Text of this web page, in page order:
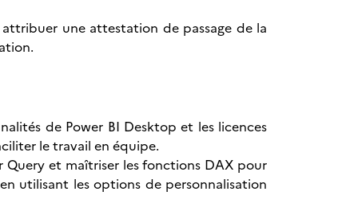
une attestation de passage de la
de Power BI Desktop et les licences
le travail en équipe.
Query et maîtriser les fonctions DAX pour
utilisant les options de personnalisation